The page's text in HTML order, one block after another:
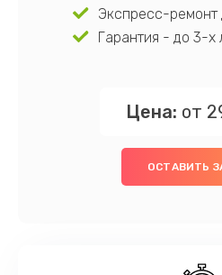
Экспресс-ремонт
Гарантия - до 3-х
Цена: от
ОСТАВИТЬ